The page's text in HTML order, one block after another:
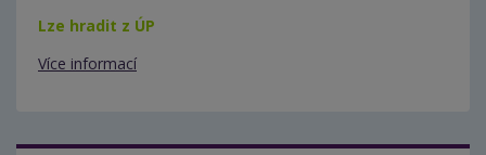
Lze hradit z ÚP
Více informací